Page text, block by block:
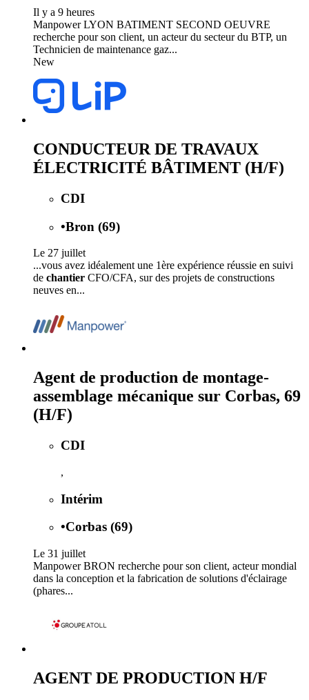
Il y a 9 heures
Manpower LYON BATIMENT SECOND OEUVRE
recherche pour son client, un acteur du secteur du BTP, un
Technicien de maintenance gaz...
New
CONDUCTEUR DE TRAVAUX
ÉLECTRICITÉ BÂTIMENT (H/F)
CDI
•Bron (69)
Le 27 juillet
...vous avez idéalement une 1ère expérience réussie en suivi
de chantier CFO/CFA, sur des projets de constructions
neuves en...
Agent de production de montage-
assemblage mécanique sur Corbas, 69
(H/F)
CDI
,
Intérim
•Corbas (69)
Le 31 juillet
Manpower BRON recherche pour son client, acteur mondial
dans la conception et la fabrication de solutions d'éclairage
(phares...
AGENT DE PRODUCTION H/F